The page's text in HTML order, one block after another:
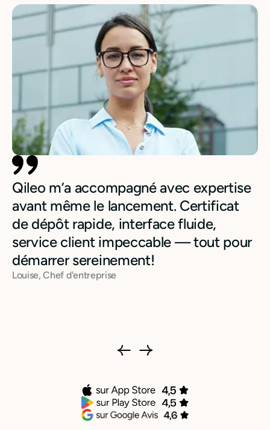
Qileo m’a accompagné avec expertise
avant même le lancement. Certificat
de dépôt rapide, interface fluide,
service client impeccable — tout pour
démarrer sereinement!
Louise, Chef d'entreprise